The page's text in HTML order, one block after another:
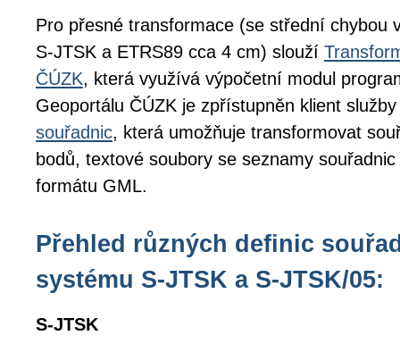
Pro přesné transformace (se střední chybou
S-JTSK a ETRS89 cca 4 cm) slouží
ČÚZK, která využívá výpočetní modul
Geoportálu ČÚZK je zpřístupněn klient
souřadnic, která umožňuje transformovat
bodů, textové soubory se seznamy
formátu GML.
Přehled různých definic
systému S-JTSK a S-JTSK/05:
S-JTSK